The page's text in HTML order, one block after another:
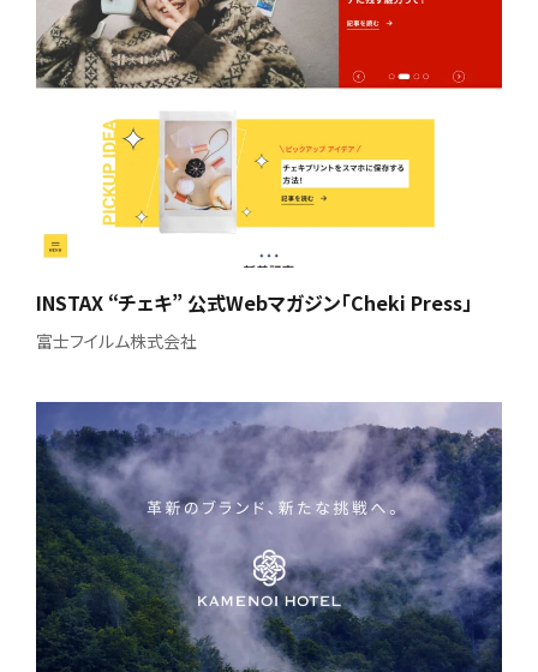
INSTAX “チェキ” 公式Webマガジン「Cheki Press」
富士フイルム株式会社